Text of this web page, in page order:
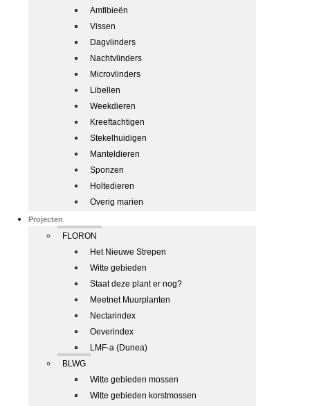
Amfibieën
Vissen
Dagvlinders
Nachtvlinders
Microvlinders
Libellen
Weekdieren
Kreeftachtigen
Stekelhuidigen
Manteldieren
Sponzen
Holtedieren
Overig marien
Projecten
FLORON
Het Nieuwe Strepen
Witte gebieden
Staat deze plant er nog?
Meetnet Muurplanten
Nectarindex
Oeverindex
LMF-a (Dunea)
BLWG
Witte gebieden mossen
Witte gebieden korstmossen